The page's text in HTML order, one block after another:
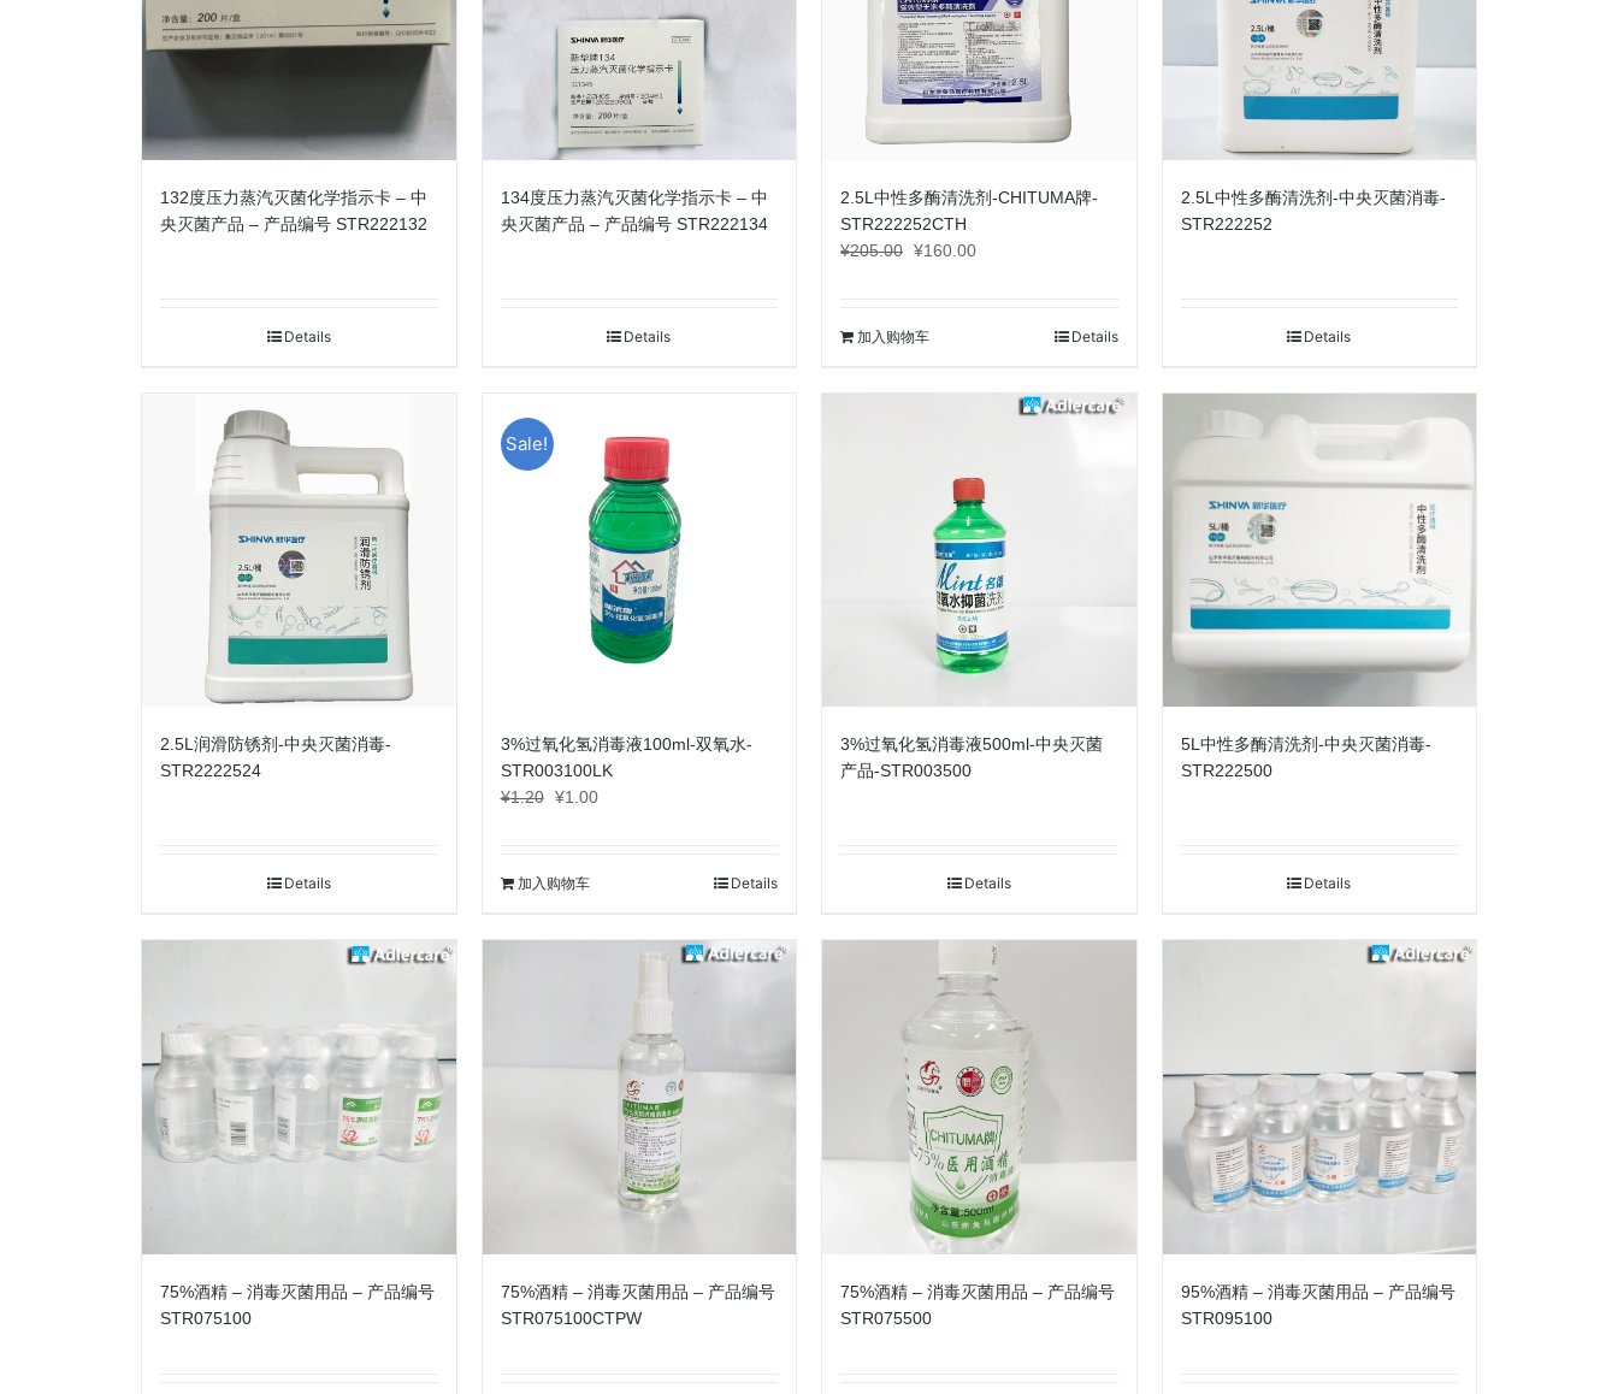
132度压力蒸汽灭菌化学指示卡 – 中
央灭菌产品 – 产品编号 STR222132
Details
134度压力蒸汽灭菌化学指示卡 – 中
央灭菌产品 – 产品编号 STR222134
Details
2.5L中性多酶清洗剂-CHITUMA牌-
STR222252CTH
¥205.00 原
¥205.00。
¥160.00当
加入购物车 Details
2.5L中性多酶清洗剂-中央灭菌消毒-
STR222252
Details
2.5L润滑防锈剂-中央灭菌消毒-
STR2222524
Details
Sale!
3%过氧化氢消毒液100ml-双氧水-
STR003100LK
¥1.20 原
¥1.20。
¥1.00当
加入购物车 Details
3%过氧化氢消毒液500ml-中央灭菌
产品-STR003500
Details
5L中性多酶清洗剂-中央灭菌消毒-
STR222500
Details
75%酒精 – 消毒灭菌用品 – 产品编号
STR075100
75%酒精 – 消毒灭菌用品 – 产品编号
STR075100CTPW
75%酒精 – 消毒灭菌用品 – 产品编号
STR075500
95%酒精 – 消毒灭菌用品 – 产品编号
STR095100